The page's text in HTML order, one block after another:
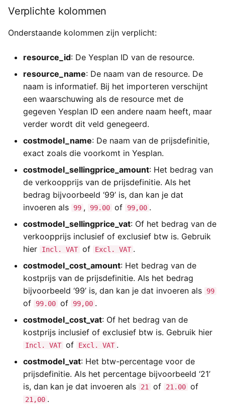
Yesplan 1.14, jun 2014
Yesplan 1.13, mei 2014
Yesplan 1.12, mrt 2014
Yesplan 1.11.6, jan 2014
Yesplan 1.11, nov 2013
Yesplan 1.10, sep 2013
Verplichte kolommen
Onderstaande kolommen zijn verplicht:
resource_id: De Yesplan ID van de resource.
resource_name: De naam van de resource. De
naam is informatief. Bij het importeren verschijnt
een waarschuwing als de resource met de
gegeven Yesplan ID een andere naam heeft, maar
verder wordt dit veld genegeerd.
costmodel_name: De naam van de prijsdefinitie,
exact zoals die voorkomt in Yesplan.
costmodel_sellingprice_amount: Het bedrag van
de verkoopprijs van de prijsdefinitie. Als het
bedrag bijvoorbeeld ‘99’ is, dan kan je dat
invoeren als
99 , 99.00 of 99,00 .
costmodel_sellingprice_vat: Of het bedrag van de
verkoopprijs inclusief of exclusief btw is. Gebruik
hier
Incl. VAT of Excl. VAT .
costmodel_cost_amount: Het bedrag van de
kostprijs van de prijsdefinitie. Als het bedrag
bijvoorbeeld ‘99’ is, dan kan je dat invoeren als
99
of 99.00 of 99,00 .
costmodel_cost_vat: Of het bedrag van de
kostprijs inclusief of exclusief btw is. Gebruik hier
Incl. VAT of Excl. VAT .
costmodel_vat: Het btw-percentage voor de
prijsdefinitie. Als het percentage bijvoorbeeld ‘21’
is, dan kan je dat invoeren als
21 of 21.00 of
21,00 .